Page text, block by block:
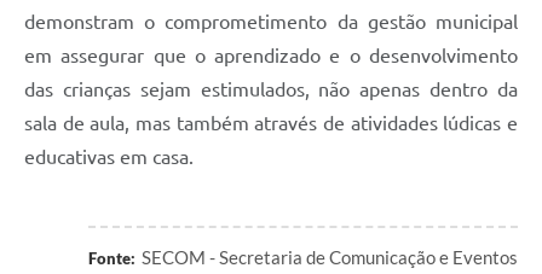
demonstram o comprometimento da gestão municipal
em assegurar que o aprendizado e o desenvolvimento
das crianças sejam estimulados, não apenas dentro da
sala de aula, mas também através de atividades lúdicas e
educativas em casa.
Fonte: SECOM - Secretaria de Comunicação e Eventos